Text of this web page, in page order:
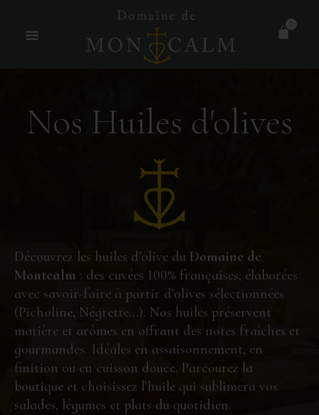
0
Nos Huiles d'olives
Découvrez les huiles d’olive du Domaine de
Montcalm : des cuvées 100% françaises, élaborées
avec savoir-faire à partir d’olives sélectionnées
(Picholine, Négrette…). Nos huiles préservent
matière et arômes en offrant des notes fraîches et
gourmandes. Idéales en assaisonnement, en
finition ou en cuisson douce. Parcourez la
boutique et choisissez l’huile qui sublimera vos
salades, légumes et plats du quotidien.